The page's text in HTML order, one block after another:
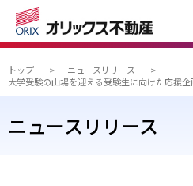
トップ > ニュースリリース
>
大学受験の山場を迎える受験生に向けた応援
ニュースリリース